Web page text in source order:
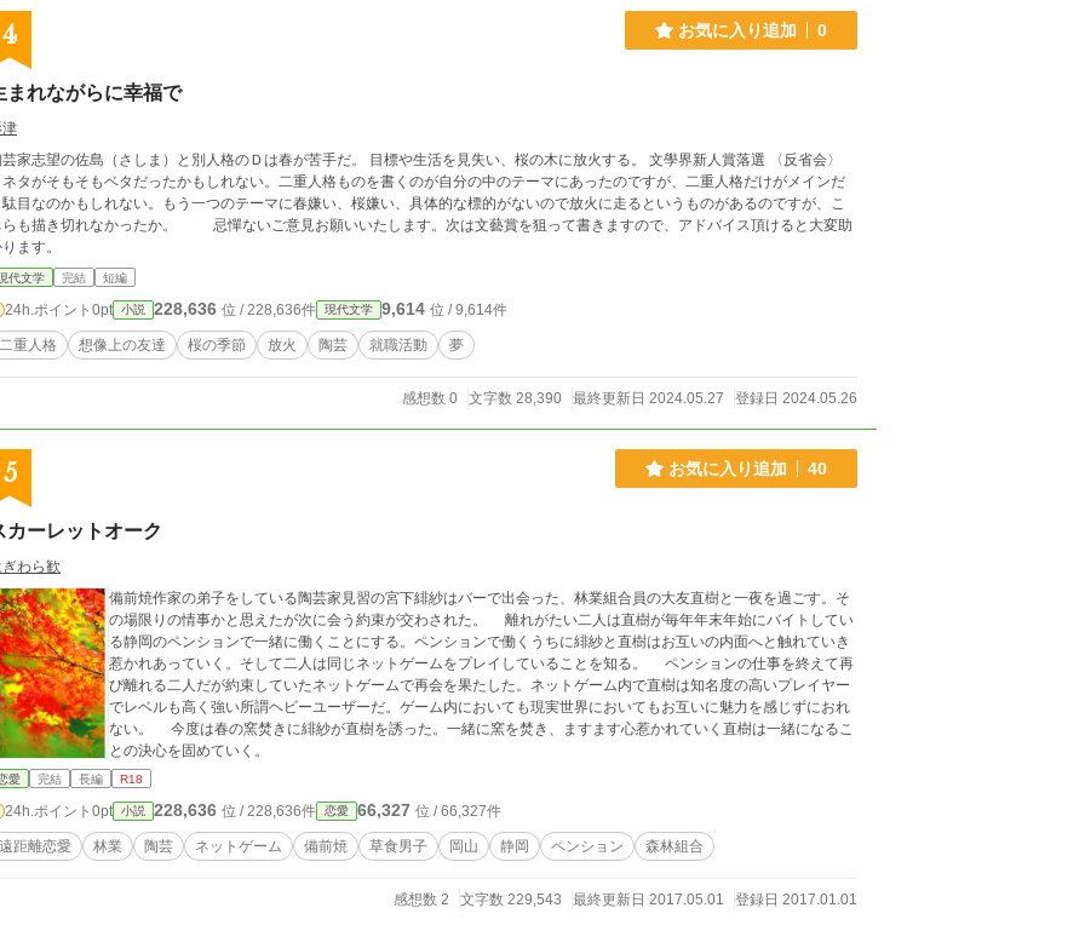
4 お気に入り追加 0
まれながらに幸福で
家志望の佐島（さしま）と別人格のＤは春が苦手だ。 目標や生活を見失い、桜の木に放火する。 文學界新人賞落選 〈反省会〉
タがそもそもベタだったかもしれない。二重人格ものを書くのが自分の中のテーマにあったのですが、二重人格だけがメインだ
目なのかもしれない。もう一つのテーマに春嫌い、桜嫌い、具体的な標的がないので放火に走るというものがあるのですが、こ
らも描き切れなかったか。 忌憚ないご意見お願いいたします。次は文藝賞を狙って書きますので、アドバイス頂けると大変助
ます。
代文学 完結 短編
24h.ポイント 0pt 小説 228,636 位 / 228,636件 現代文学 9,614 位 / 9,614件
二重人格 想像上の友達 桜の季節 放火 陶芸 就職活動 夢
感想数 0 文字数 28,390 最終更新日 2024.05.27 登録日 2024.05.26
5 お気に入り追加 40
カーレットオーク
わら歓
備前焼作家の弟子をしている陶芸家見習の宮下緋紗はバーで出会った、林業組合員の大友直樹と一夜を過ごす。そ
の場限りの情事かと思えたが次に会う約束が交わされた。 離れがたい二人は直樹が毎年年末年始にバイトしてい
る静岡のペンションで一緒に働くことにする。ペンションで働くうちに緋紗と直樹はお互いの内面へと触れていき
惹かれあっていく。そして二人は同じネットゲームをプレイしていることを知る。 ペンションの仕事を終えて再
び離れる二人だが約束していたネットゲームで再会を果たした。ネットゲーム内で直樹は知名度の高いプレイヤー
でレベルも高く強い所謂ヘビーユーザーだ。ゲーム内においても現実世界においてもお互いに魅力を感じずにおれ
ない。 今度は春の窯焚きに緋紗が直樹を誘った。一緒に窯を焚き、ますます心惹かれていく直樹は一緒になるこ
との決心を固めていく。
愛 完結 長編 R18
24h.ポイント 0pt 小説 228,636 位 / 228,636件 恋愛 66,327 位 / 66,327件
遠距離恋愛 林業 陶芸 ネットゲーム 備前焼 草食男子 岡山 静岡 ペンション 森林組合
感想数 2 文字数 229,543 最終更新日 2017.05.01 登録日 2017.01.01